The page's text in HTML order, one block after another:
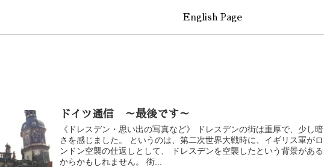
English Page
ドイツ通信 ～最後です～
《ドレスデン・思い出の写真など》 ドレスデンの街は重厚で、少し暗
さを感じました。 というのは、第二次世界大戦時に、イギリス軍がロ
ンドン空襲の仕返しとして、 ドレスデンを空襲したという背景がある
からかもしれません。 街...